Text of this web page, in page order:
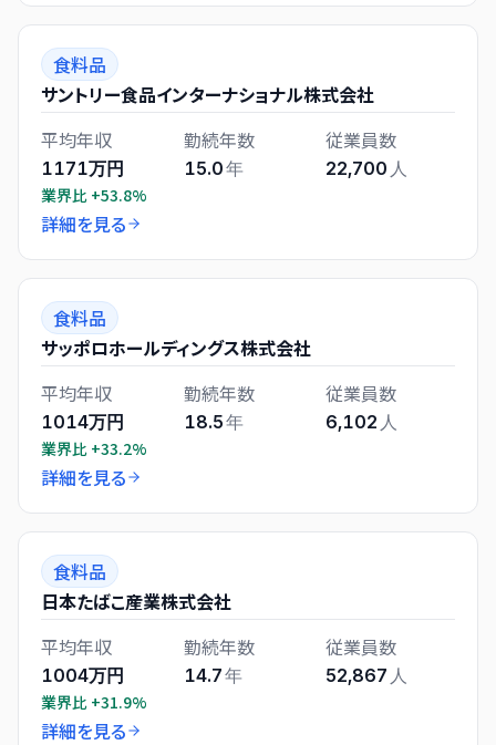
食料品
サントリー食品インターナショナル株式会社
平均年収
1171万円
業界比 +53.8%
勤続年数
15.0年
従業員数
22,700 人
詳細を見る
食料品
サッポロホールディングス株式会社
平均年収
1014万円
業界比 +33.2%
勤続年数
18.5年
従業員数
6,102 人
詳細を見る
食料品
日本たばこ産業株式会社
平均年収
1004万円
業界比 +31.9%
勤続年数
14.7年
従業員数
52,867 人
詳細を見る